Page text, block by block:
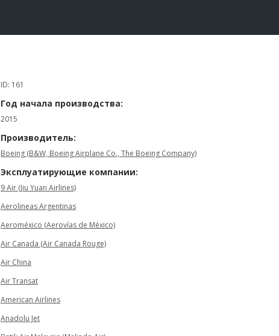
ID: 161
Год начала производства:
2015
Производитель:
Boeing (B&W, Boeing Airplane Co., The Boeing Company)
Эксплуатирующие компании:
9 Air (Jiu Yuan Airlines)
Aerolineas Argentinas
Aeroméxico (Aerovías de México)
Air Canada (Air Canada Rouge)
Air China
Air Transat
American Airlines
Anadolu Jet